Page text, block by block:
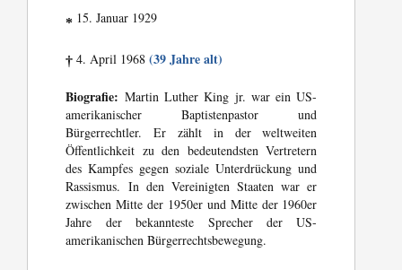
* 15. Januar 1929
† 4. April 1968(39 Jahre alt)
Biografie: Martin Luther King jr. war ein US-
amerikanischer Baptistenpastor und
Bürgerrechtler. Er zählt in der weltweiten
Öffentlichkeit zu den bedeutendsten Vertretern
des Kampfes gegen soziale Unterdrückung und
Rassismus. In den Vereinigten Staaten war er
zwischen Mitte der 1950er und Mitte der 1960er
Jahre der bekannteste Sprecher der US-
amerikanischen Bürgerrechtsbewegung.